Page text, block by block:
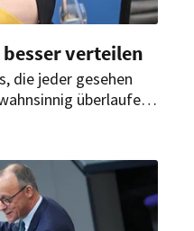
verteilen
die jeder gesehen
überlaufen
Besuchern jetzt